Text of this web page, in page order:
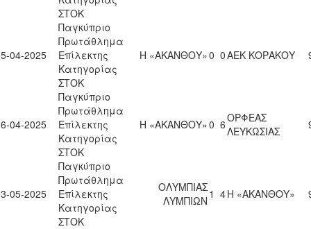
ΣΤΟΚ
04-2025
Παγκύπριο
Πρωτάθλημα
Επίλεκτης
Κατηγορίας
ΣΤΟΚ
Η «ΑΚΑΝΘΟΥ»0 0ΑΕΚ ΚΟΡΑΚΟΥ
04-2025
Παγκύπριο
Πρωτάθλημα
Επίλεκτης
Κατηγορίας
ΣΤΟΚ
Η «ΑΚΑΝΘΟΥ»0 6ΟΡΦΕΑΣ
ΛΕΥΚΩΣΙΑΣ
05-2025
Παγκύπριο
Πρωτάθλημα
Επίλεκτης
Κατηγορίας
ΣΤΟΚ
ΟΛΥΜΠΙΑΣ
ΛΥΜΠΙΩΝ 1 4Η «ΑΚΑΝΘΟΥ»